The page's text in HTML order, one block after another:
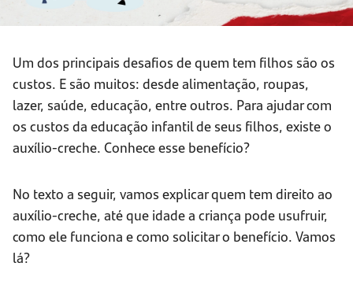
Um dos principais desafios de quem tem filhos são os
custos. E são muitos: desde alimentação, roupas,
lazer, saúde, educação, entre outros. Para ajudar com
os custos da educação infantil de seus filhos, existe o
auxílio-creche. Conhece esse benefício?
No texto a seguir, vamos explicar quem tem direito ao
auxílio-creche, até que idade a criança pode usufruir,
como ele funciona e como solicitar o benefício. Vamos
lá?